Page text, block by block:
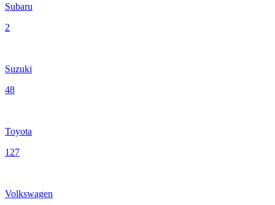
Subaru
2
Suzuki
48
Toyota
127
Volkswagen